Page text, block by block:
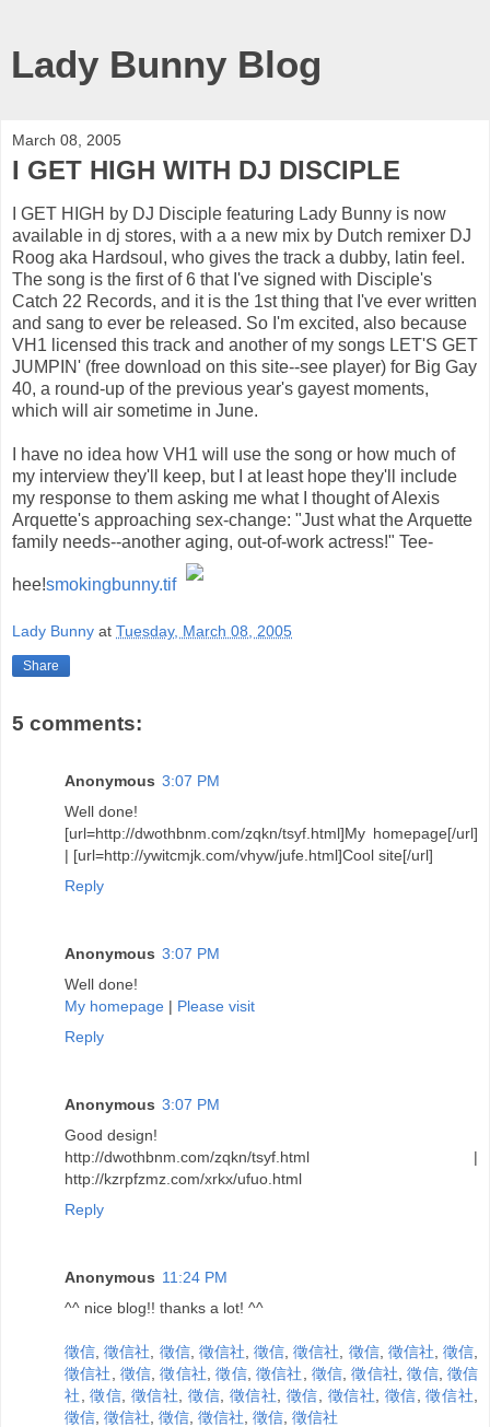
Lady Bunny Blog
March 08, 2005
I GET HIGH WITH DJ DISCIPLE
I GET HIGH by DJ Disciple featuring Lady Bunny is now
available in dj stores, with a a new mix by Dutch remixer DJ
Roog aka Hardsoul, who gives the track a dubby, latin feel.
The song is the first of 6 that I've signed with Disciple's
Catch 22 Records, and it is the 1st thing that I've ever written
and sang to ever be released. So I'm excited, also because
VH1 licensed this track and another of my songs LET'S GET
JUMPIN' (free download on this site--see player) for Big Gay
40, a round-up of the previous year's gayest moments,
which will air sometime in June.
I have no idea how VH1 will use the song or how much of
my interview they'll keep, but I at least hope they'll include
my response to them asking me what I thought of Alexis
Arquette's approaching sex-change: "Just what the Arquette
family needs--another aging, out-of-work actress!" Tee-
hee!smokingbunny.tif
Lady Bunny at Tuesday, March 08, 2005
Share
5 comments:
Anonymous 3:07 PM
Well done!
[url=http://dwothbnm.com/zqkn/tsyf.html]My homepage[/url]
| [url=http://ywitcmjk.com/vhyw/jufe.html]Cool site[/url]
Reply
Anonymous 3:07 PM
Well done!
My homepage | Please visit
Reply
Anonymous 3:07 PM
Good design!
http://dwothbnm.com/zqkn/tsyf.html |
http://kzrpfzmz.com/xrkx/ufuo.html
Reply
Anonymous 11:24 PM
^^ nice blog!! thanks a lot! ^^
徵信 ,徵信社 徵信, 徵信社 徵信 ,徵信社 徵信, 徵信社 徵信
徵信社
徵信 ,徵信社 ,徵信, 徵信社 徵信 ,徵信社 ,徵信, 徵信
社 ,徵信 徵信社 ,徵信 徵信社 徵信 徵信社 徵信 ,徵信社
徵信 徵信社 徵信 徵信社 徵信 徵信社